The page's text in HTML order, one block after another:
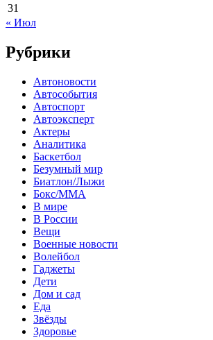
31
« Июл
Рубрики
Автоновости
Автособытия
Автоспорт
Автоэксперт
Актеры
Аналитика
Баскетбол
Безумный мир
Биатлон/Лыжи
Бокс/MMA
В мире
В России
Вещи
Военные новости
Волейбол
Гаджеты
Дети
Дом и сад
Еда
Звёзды
Здоровье